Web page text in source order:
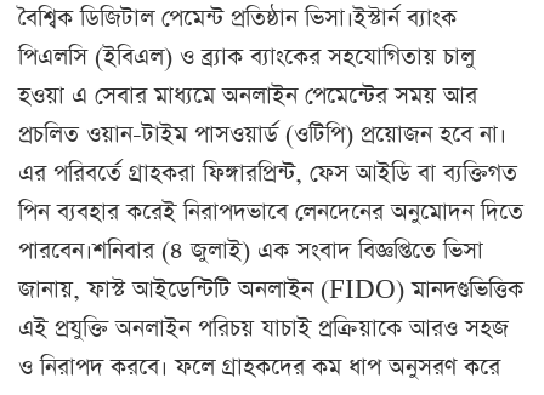
বৈশ্বিক ডিজিটাল পেমেন্ট প্রতিষ্ঠান ভিসা।ইস্টার্ন ব্যাংক
পিএলসি (ইবিএল) ও ব্র্যাক ব্যাংকের সহযোগিতায় চালু
হওয়া এ সেবার মাধ্যমে অনলাইন পেমেন্টের সময় আর
প্রচলিত ওয়ান-টাইম পাসওয়ার্ড (ওটিপি) প্রয়োজন হবে না।
এর পরিবর্তে গ্রাহকরা ফিঙ্গারপ্রিন্ট, ফেস আইডি বা ব্যক্তিগত
পিন ব্যবহার করেই নিরাপদভাবে লেনদেনের অনুমোদন দিতে
পারবেন।শনিবার (৪ জুলাই) এক সংবাদ বিজ্ঞপ্তিতে ভিসা
জানায়, ফাস্ট আইডেন্টিটি অনলাইন (FIDO) মানদণ্ডভিত্তিক
এই প্রযুক্তি অনলাইন পরিচয় যাচাই প্রক্রিয়াকে আরও সহজ
ও নিরাপদ করবে। ফলে গ্রাহকদের কম ধাপ অনুসরণ করে